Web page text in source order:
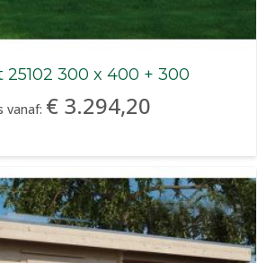
25102 300 x 400 + 300
vanaf: € 3.294,20